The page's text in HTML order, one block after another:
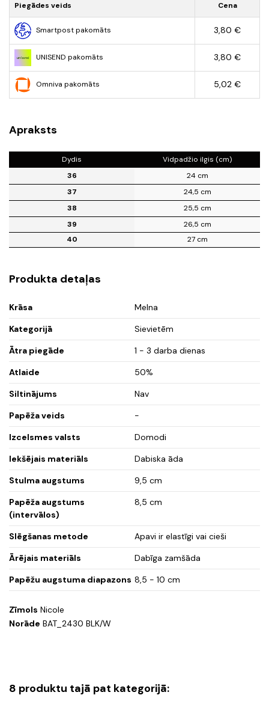
Piegādes veids Cena
Smartpost pakomāts 3,80 €
UNISEND pakomāts 3,80 €
Omniva pakomāts 5,02 €
Apraksts
Dydis
Vidpadžio ilgis (cm)
36
24 cm
37
24,5 cm
38
25,5 cm
39
26,5 cm
40
27 cm
Produkta detaļas
Krāsa
Melna
Kategorijā
Sievietēm
Ātra piegāde
1 - 3 darba dienas
Atlaide
50%
Siltinājums
Nav
Papēža veids
-
Izcelsmes valsts
Domodi
Iekšējais materiāls
Dabiska āda
Stulma augstums
9,5 cm
Papēža augstums
(intervālos)
8,5 cm
Slēgšanas metode
Apavi ir elastīgi vai cieši
Ārējais materiāls
Dabīga zamšāda
Papēžu augstuma diapazons 8,5 - 10 cm
Zīmols Nicole
Norāde BAT_2430 BLK/W
8 produktu tajā pat kategorijā: